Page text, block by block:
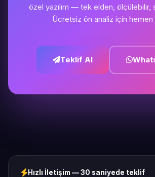
özel yazılım — tek elden, ölçülebilir,
Ücretsiz ön analiz için hemen
Teklif Al
Hızlı İletişim — 30 saniyede teklif